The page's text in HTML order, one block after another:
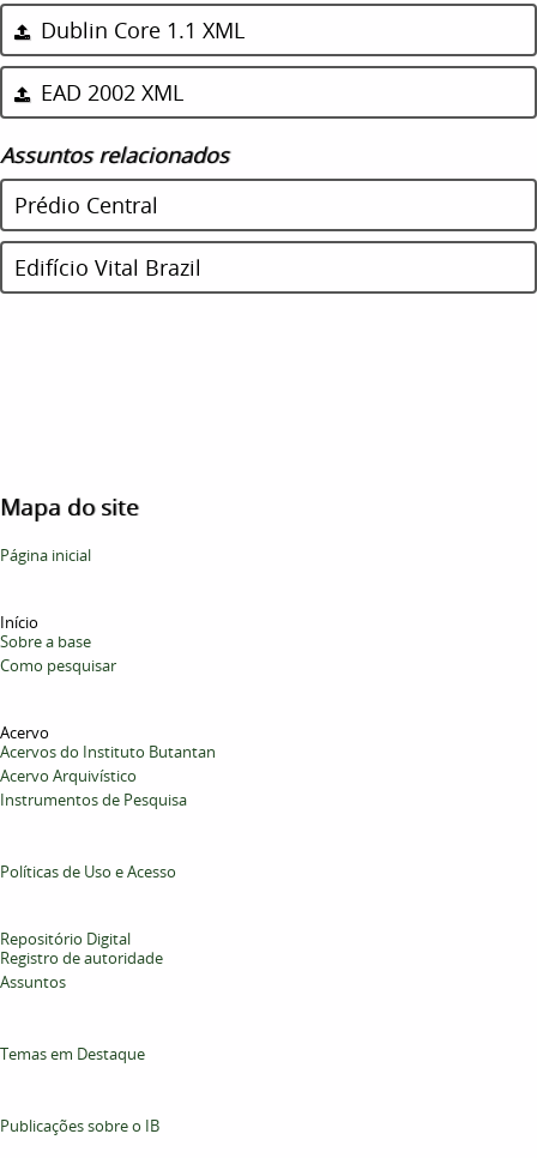
Dublin Core 1.1 XML
EAD 2002 XML
Assuntos relacionados
Prédio Central
Edifício Vital Brazil
Mapa do site
Página inicial
Início
Sobre a base
Como pesquisar
Acervo
Acervos do Instituto Butantan
Acervo Arquivístico
Instrumentos de Pesquisa
Políticas de Uso e Acesso
Repositório Digital
Registro de autoridade
Assuntos
Temas em Destaque
Publicações sobre o IB